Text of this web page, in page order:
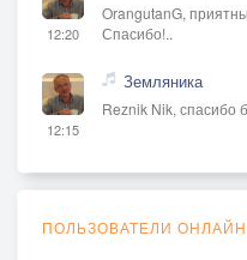
12:20
OrangutanG,
Спасибо!..
12:15
Земляника
Reznik Nik, спасибо
ПОЛЬЗОВАТЕЛИ ОНЛАЙН